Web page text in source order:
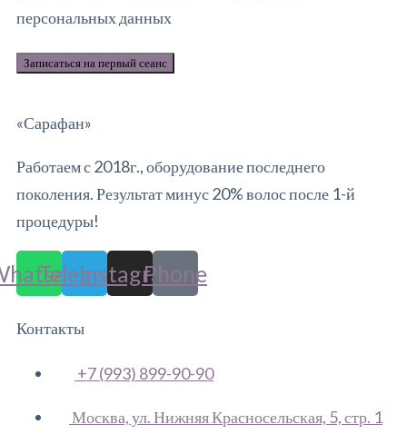
персональных данных
«Сарафан»
Работаем с 2018г., оборудование последнего
поколения. Результат минус 20% волос после 1-й
процедуры!
Telegram
Instagram
Phone
Контакты
+7 (993) 899-90-90
Москва, ул. Нижняя Красносельская, 5, стр. 1